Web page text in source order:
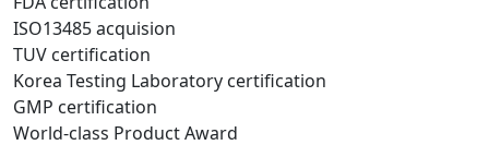
ISO13485 acquision
TUV certification
Korea Testing Laboratory certification
GMP certification
World-class Product Award